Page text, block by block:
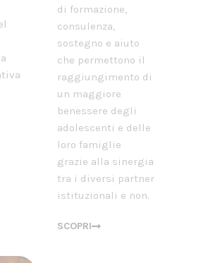
di formazione,
consulenza,
sostegno e aiuto
che permettono il
raggiungimento di
un maggiore
benessere degli
adolescenti e delle
loro famiglie
grazie alla sinergia
tra i diversi partner
istituzionali e non.
SCOPRI